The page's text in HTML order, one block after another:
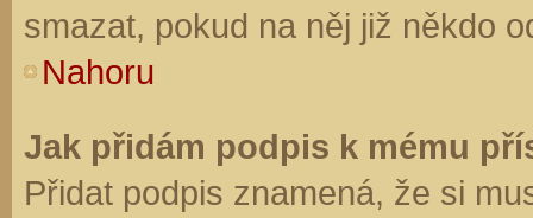
smazat, pokud na něj již někdo
Nahoru
Jak přidám podpis k mému
Přidat podpis znamená, že si